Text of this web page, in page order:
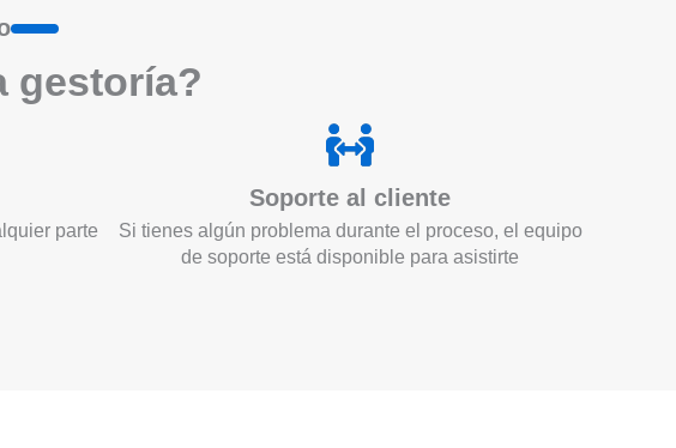
gestoría?
parte
Soporte al cliente
Si tienes algún problema durante el proceso, el equipo
de soporte está disponible para asistirte